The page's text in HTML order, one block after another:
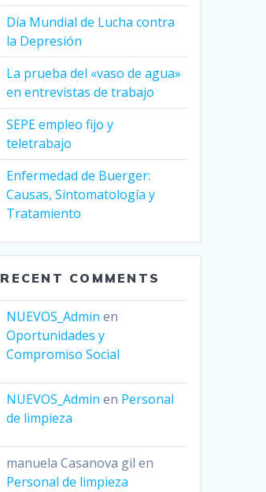
Día Mundial de Lucha contra
la Depresión
La prueba del «vaso de agua»
en entrevistas de trabajo
SEPE empleo fijo y
teletrabajo
Enfermedad de Buerger:
Causas, Sintomatología y
Tratamiento
RECENT COMMENTS
NUEVOS_Admin en
Oportunidades y
Compromiso Social
NUEVOS_Admin en Personal
de limpieza
manuela Casanova gil en
Personal de limpieza